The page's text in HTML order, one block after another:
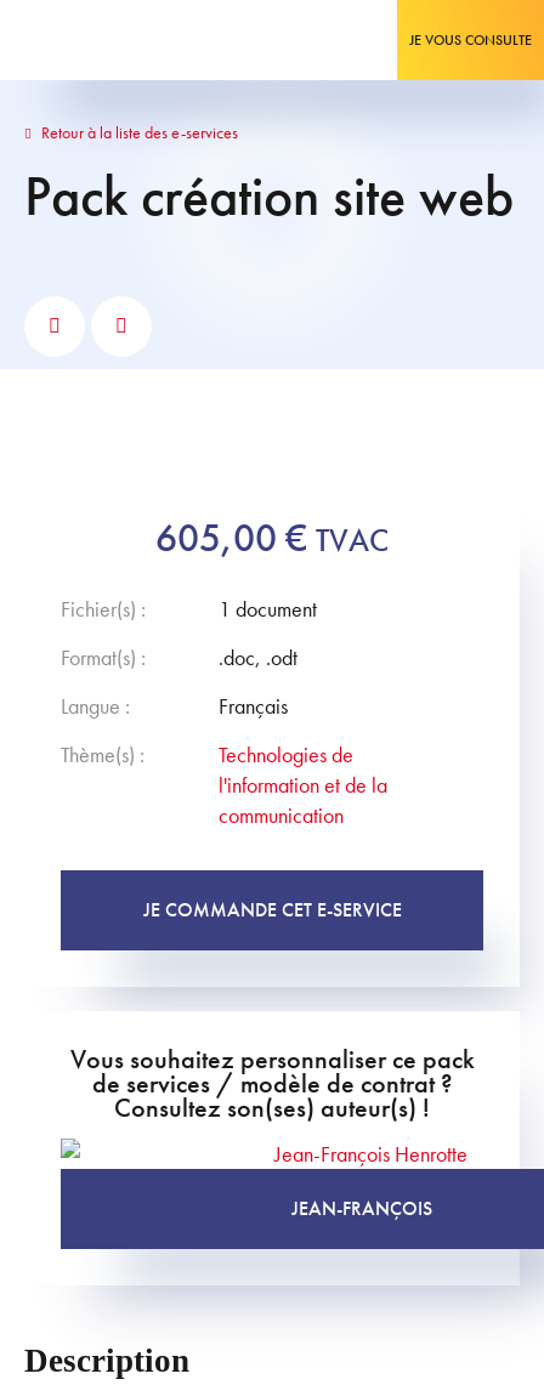
JE VOUS CONSULTE
Retour à la liste des e-services
Pack création site web
605,00€ TVAC
Fichier(s) :
1 document
Format(s) :
.doc, .odt
Langue :
Français
Thème(s) :
Technologies de
l'information et de la
communication
JE COMMANDE CET E-SERVICE
Vous souhaitez personnaliser ce pack
de services / modèle de contrat ?
Consultez son(ses) auteur(s) !
JEAN-FRANÇOIS
Description